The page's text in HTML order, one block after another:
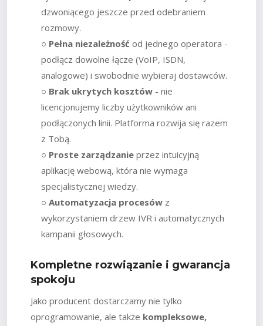
dzwoniącego jeszcze przed odebraniem
rozmowy.
○ Pełna niezależność od jednego operatora -
podłącz dowolne łącze (VoIP, ISDN,
analogowe) i swobodnie wybieraj dostawców.
○ Brak ukrytych kosztów - nie
licencjonujemy liczby użytkowników ani
podłączonych linii. Platforma rozwija się razem
z Tobą.
○ Proste zarządzanie przez intuicyjną
aplikację webową, która nie wymaga
specjalistycznej wiedzy.
○ Automatyzacja procesów z
wykorzystaniem drzew IVR i automatycznych
kampanii głosowych.
Kompletne rozwiązanie i gwarancja
spokoju
Jako producent dostarczamy nie tylko
oprogramowanie, ale także kompleksowe,